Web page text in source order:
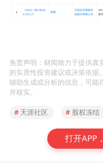
免责声明：财闻致力于提供真
的实质性投资建议或决策依据
辅助生成或分析的信息，可能
并核实。
# 天涯社区 # 股权冻结
打开APP